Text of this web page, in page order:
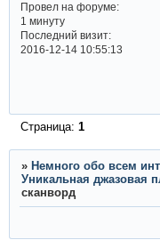
Провел на форуме:
1 минуту
Последний визит:
2016-12-14 10:55:13
Страница: 1
» Немного обо всем
Уникальная джазовая
сканворд